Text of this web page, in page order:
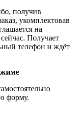
получив
укомплектовав
на
Получает
телефон и ждёт
форму.